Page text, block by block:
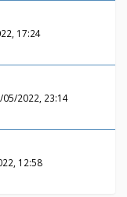
17:24
05/2022, 23:14
12:58